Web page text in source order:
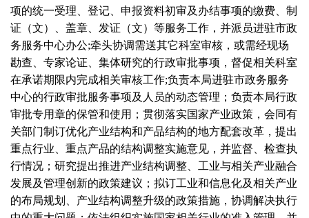
项的统一受理、登记、申报资料初审及办结事项的缴费、制
证（文）、盖章、发证（文）等服务工作，并派员进驻市政
务服务中心办公;牵头协调需送其它科室审核，或需经现场
勘查、专家论证、集体研究的行政审批事项，督促相关科室
在承诺期限内完成相关审核工作;负责本局进驻市政务服务
中心的行政审批服务事项及人员的动态管理；负责本局行政
审批专用章的保管和使用；贯彻落实国家产业政策，会同有
关部门制订优化产业结构和产品结构的地方配套改革，提出
重点行业、重点产品的结构调整实施意见，并监督、检查执
行情况；研究提出推进产业结构调整、工业与相关产业融合
发展及管理创新的政策建议；拟订工业和信息化及相关产业
的布局规划、产业结构调整升级的政策措施，协调解决执行